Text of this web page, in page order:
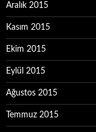
Aralık 2015
Kasım 2015
Ekim 2015
Eylül 2015
Ağustos 2015
Temmuz 2015